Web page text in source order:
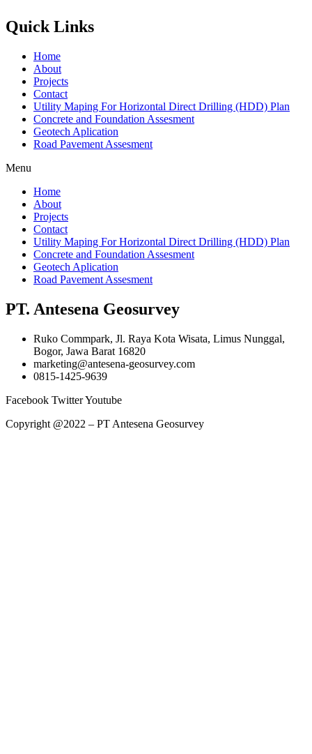
Quick Links
Home
About
Projects
Contact
Utility Maping For Horizontal Direct Drilling (HDD) Plan
Concrete and Foundation Assesment
Geotech Aplication
Road Pavement Assesment
Menu
Home
About
Projects
Contact
Utility Maping For Horizontal Direct Drilling (HDD) Plan
Concrete and Foundation Assesment
Geotech Aplication
Road Pavement Assesment
PT. Antesena Geosurvey
Ruko Commpark, Jl. Raya Kota Wisata, Limus Nunggal,
Bogor, Jawa Barat 16820
marketing@antesena-geosurvey.com
0815-1425-9639
Facebook TwitterYoutube
Copyright @2022 – PT Antesena Geosurvey